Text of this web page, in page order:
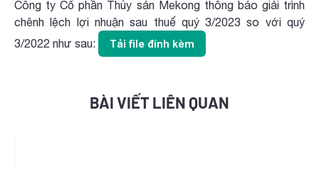
Công ty Cổ phần Thủy sản Mekong thông báo giải trình
chênh lệch lợi nhuận sau thuế quý 3/2023 so với quý
3/2022 như sau:
Tải file đính kèm
BÀI VIẾT LIÊN QUAN